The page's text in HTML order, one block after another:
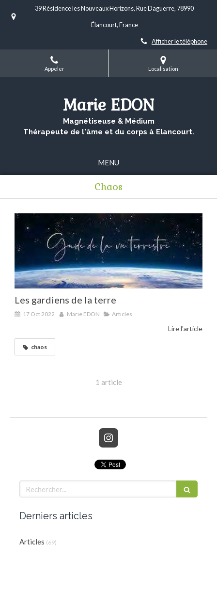
39 Résidence les Nouveaux Horizons, Rue Daguerre, 78990
Élancourt, France
Afficher le téléphone
Appeler Localisation
Marie EDON
Magnétiseuse & Médium
Thérapeute de l'âme et du corps à Elancourt.
MENU
Chaos
Les gardiens de la terre
17 Oct 2022 Marie EDON Articles
Lire l'article
chaos
1 article
Rechercher
Derniers articles
Articles (69)